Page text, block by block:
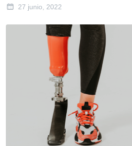
27 junio, 2022